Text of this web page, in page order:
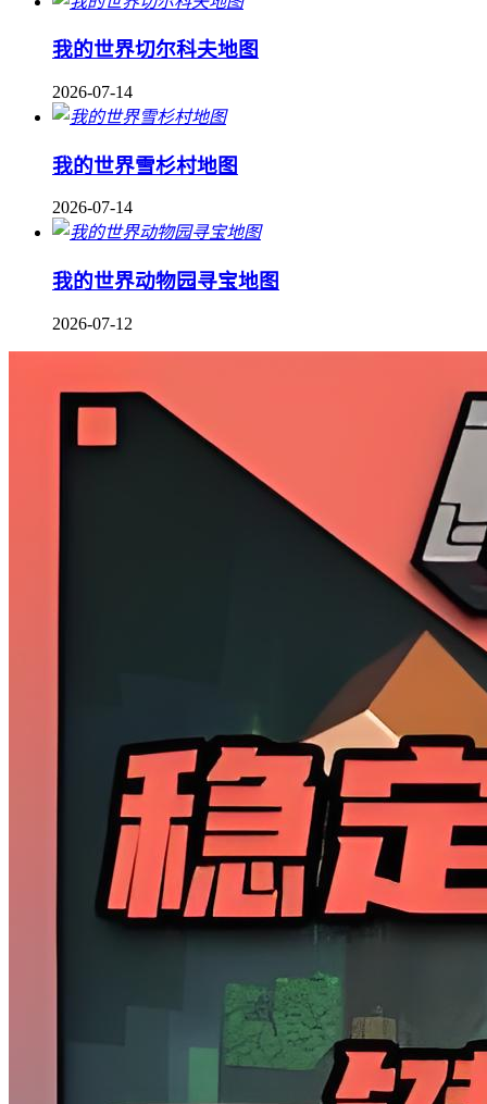
我的世界切尔科夫地图
2026-07-14
我的世界雪杉村地图
2026-07-14
我的世界动物园寻宝地图
2026-07-12